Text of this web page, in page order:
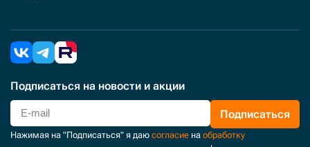
Подписаться на новости и акции
Подписаться
Нажимая на "Подписаться" я даю согласие на обработку